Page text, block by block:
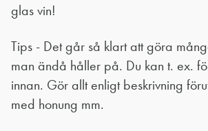
glas vin!
Tips - Det går så klart att göra
man ändå håller på. Du kan t. ex.
innan. Gör allt enligt beskrivning
med honung mm.